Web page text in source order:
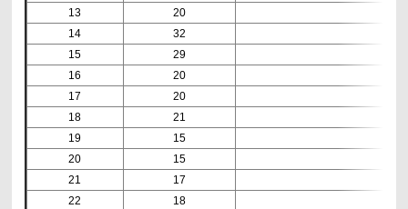
13
20
14
32
15
29
16
20
17
20
18
21
19
15
20
15
21
17
22
18